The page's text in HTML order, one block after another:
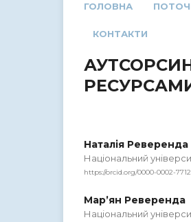
ГОЛОВНА
КОНТАКТИ
Наталія Реверенда
Національний
https://orcid.org/0000-0002-
Мар’ян Реверенда
Національний